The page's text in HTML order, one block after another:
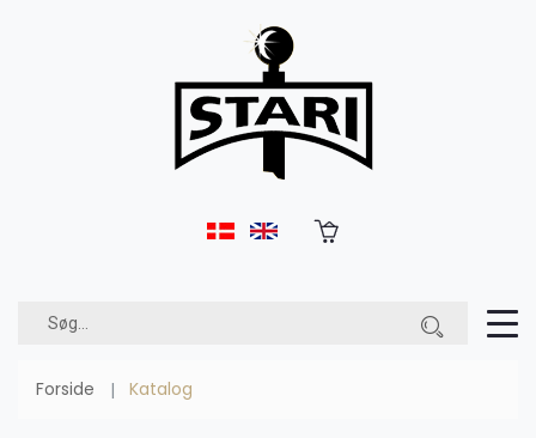
Forside Katalog